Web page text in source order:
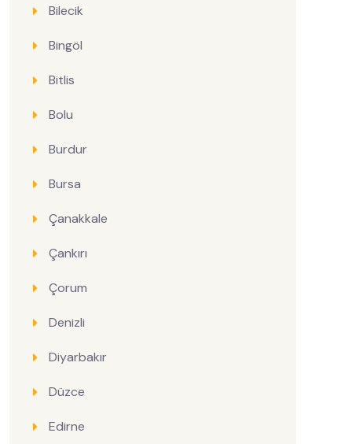
Bilecik
Bingöl
Bitlis
Bolu
Burdur
Bursa
Çanakkale
Çankırı
Çorum
Denizli
Diyarbakır
Düzce
Edirne